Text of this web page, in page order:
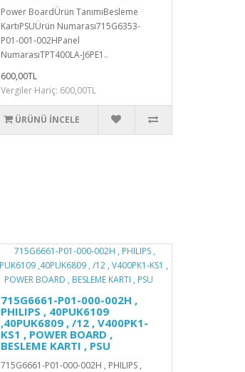
Power BoardÜrün TanımıBesleme
KartıPSUÜrün Numarası715G6353-
P01-001-002HPanel
NumarasıTPT400LA-J6PE1..
600,00TL
Vergiler Hariç: 600,00TL
ÜRÜNÜ İNCELE
715G6661-P01-000-002H ,
PHILIPS , 40PUK6109
,40PUK6809 , /12 , V400PK1-
KS1 , POWER BOARD ,
BESLEME KARTI , PSU
715G6661-P01-000-002H , PHILIPS ,